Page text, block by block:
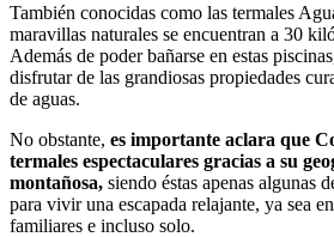
También conocidas como las termales
maravillas naturales se encuentran a 30
Además de poder bañarse en estas
disfrutar de las grandiosas propiedades
de aguas.
No obstante, es importante aclara que
termales espectaculares gracias a su
montañosa, siendo éstas apenas algunas
para vivir una escapada relajante, ya sea
familiares e incluso solo.